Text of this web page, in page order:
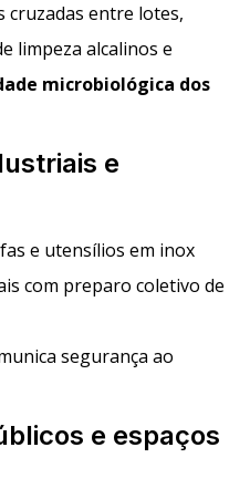
cruzadas entre lotes,
limpeza alcalinos e
microbiológica dos
e
e utensílios em inox
com preparo coletivo de
segurança ao
e espaços